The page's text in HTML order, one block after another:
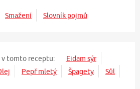
Smažení Slovník pojmů
tomto receptu:
Eidam sýr
Pepř mletý Špagety
Sůl